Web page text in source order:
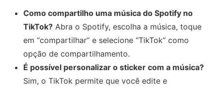
Como compartilho uma música do Spotify no
TikTok? Abra o Spotify, escolha a música, toque
em “compartilhar” e selecione “TikTok” como
opção de compartilhamento.
É possível personalizar o sticker com a música?
Sim, o TikTok permite que você edite e